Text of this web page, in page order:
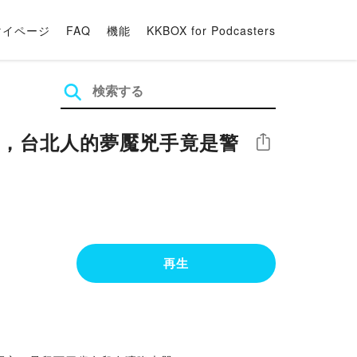
イページ FAQ 機能 KKBOX for Podcasters
台北人的夢魘兇手竟是警
シェア
再生